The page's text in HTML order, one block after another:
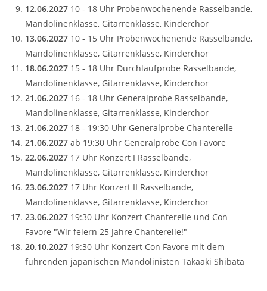
12.06.2027 10 - 18 Uhr Probenwochenende Rasselbande,
Mandolinenklasse, Gitarrenklasse, Kinderchor
13.06.2027 10 - 15 Uhr Probenwochenende Rasselbande,
Mandolinenklasse, Gitarrenklasse, Kinderchor
18.06.2027 15 - 18 Uhr Durchlaufprobe Rasselbande,
Mandolinenklasse, Gitarrenklasse, Kinderchor
21.06.2027 16 - 18 Uhr Generalprobe Rasselbande,
Mandolinenklasse, Gitarrenklasse, Kinderchor
21.06.2027 18 - 19:30 Uhr Generalprobe Chanterelle
21.06.2027 ab 19:30 Uhr Generalprobe Con Favore
22.06.2027 17 Uhr Konzert I Rasselbande,
Mandolinenklasse, Gitarrenklasse, Kinderchor
23.06.2027 17 Uhr Konzert II Rasselbande,
Mandolinenklasse, Gitarrenklasse, Kinderchor
23.06.2027 19:30 Uhr Konzert Chanterelle und Con
Favore "Wir feiern 25 Jahre Chanterelle!"
20.10.2027 19:30 Uhr Konzert Con Favore mit dem
führenden japanischen Mandolinisten Takaaki Shibata